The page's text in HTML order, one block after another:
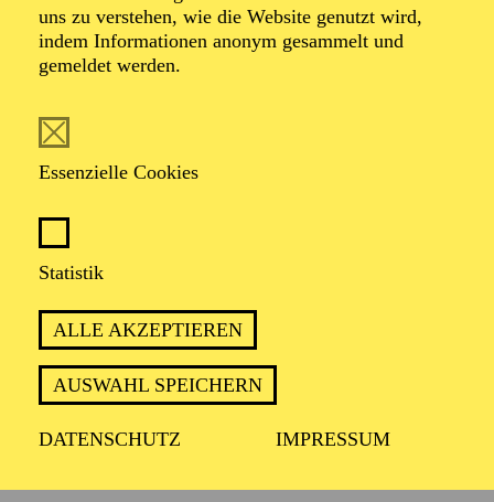
uns zu verstehen, wie die Website genutzt wird,
indem Informationen anonym gesammelt und
gemeldet werden.
Essenzielle Cookies
Statistik
ALLE AKZEPTIEREN
AUSWAHL SPEICHERN
DATENSCHUTZ IMPRESSUM
Beschreibung